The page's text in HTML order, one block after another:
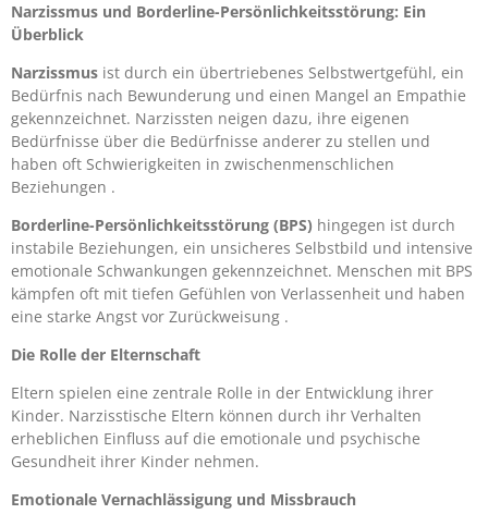
Narzissmus und Borderline-Persönlichkeitsstörung: Ein
Überblick
Narzissmus ist durch ein übertriebenes Selbstwertgefühl, ein
Bedürfnis nach Bewunderung und einen Mangel an Empathie
gekennzeichnet. Narzissten neigen dazu, ihre eigenen
Bedürfnisse über die Bedürfnisse anderer zu stellen und
haben oft Schwierigkeiten in zwischenmenschlichen
Beziehungen .
Borderline-Persönlichkeitsstörung (BPS) hingegen ist durch
instabile Beziehungen, ein unsicheres Selbstbild und intensive
emotionale Schwankungen gekennzeichnet. Menschen mit BPS
kämpfen oft mit tiefen Gefühlen von Verlassenheit und haben
eine starke Angst vor Zurückweisung .
Die Rolle der Elternschaft
Eltern spielen eine zentrale Rolle in der Entwicklung ihrer
Kinder. Narzisstische Eltern können durch ihr Verhalten
erheblichen Einfluss auf die emotionale und psychische
Gesundheit ihrer Kinder nehmen.
Emotionale Vernachlässigung und Missbrauch